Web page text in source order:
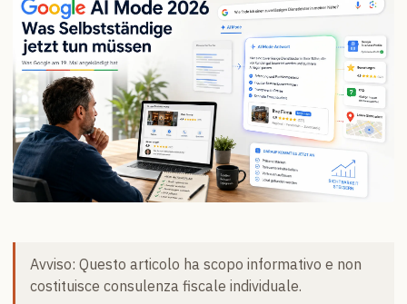
Avviso: Questo articolo ha scopo informativo e non
costituisce consulenza fiscale individuale.